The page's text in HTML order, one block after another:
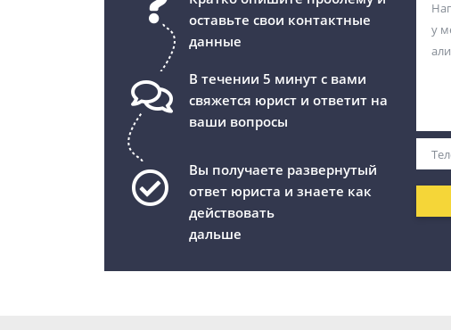
оставьте свои контактные
данные
В течении 5 минут с вами
свяжется юрист и ответит на
ваши вопросы
Вы получаете развернутый
ответ юриста и знаете как
действовать
дальше